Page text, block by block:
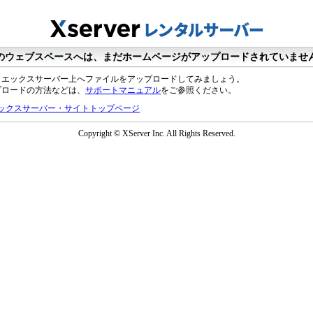
ウェブスペースへは、まだホームページがアップロードされていませ
ックスサーバー上へファイルをアップロードしてみましょう。
ードの方法などは、 サポートマニュアルをご参照ください。
クスサーバー・サイトトップページ
Copyright © XServer Inc. All Rights Reserved.